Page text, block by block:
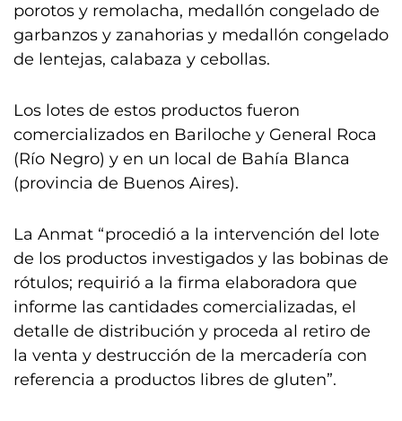
porotos y remolacha, medallón congelado de
garbanzos y zanahorias y medallón congelado
de lentejas, calabaza y cebollas.
Los lotes de estos productos fueron
comercializados en Bariloche y General Roca
(Río Negro) y en un local de Bahía Blanca
(provincia de Buenos Aires).
La Anmat “procedió a la intervención del lote
de los productos investigados y las bobinas de
rótulos; requirió a la firma elaboradora que
informe las cantidades comercializadas, el
detalle de distribución y proceda al retiro de
la venta y destrucción de la mercadería con
referencia a productos libres de gluten”.